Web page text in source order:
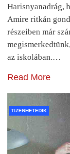
Harisnyanadrág,
Amire ritkán
részeiben már
az iskolában.…
Read More
TIZENHETEDIK